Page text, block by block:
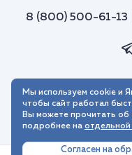
8 (800) 500-61-13
© 2018–2026.
Договор
Мы используем cookie и
чтобы сайт работал
Вы можете прочитать об
подробнее на отдельной
Согласен на